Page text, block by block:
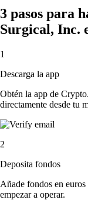
3 pasos para
Surgical, Inc.
1
Descarga la app
Obtén la app de
directamente desde tu
2
Deposita fondos
Añade fondos en
empezar a operar.